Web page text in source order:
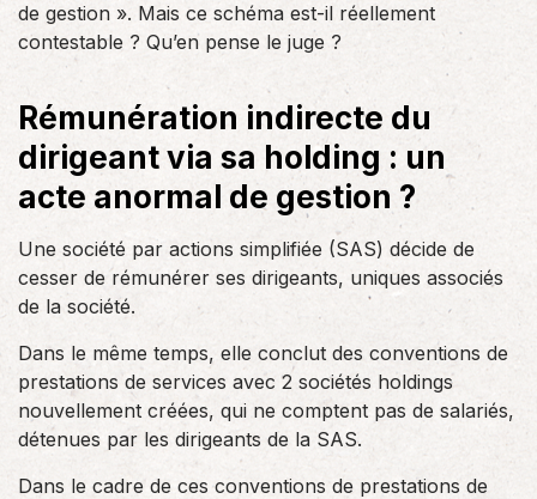
de gestion ». Mais ce schéma est-il réellement
contestable ? Qu’en pense le juge ?
Rémunération indirecte du
dirigeant via sa holding : un
acte anormal de gestion ?
Une société par actions simplifiée (SAS) décide de
cesser de rémunérer ses dirigeants, uniques associés
de la société.
Dans le même temps, elle conclut des conventions de
prestations de services avec 2 sociétés holdings
nouvellement créées, qui ne comptent pas de salariés,
détenues par les dirigeants de la SAS.
Dans le cadre de ces conventions de prestations de